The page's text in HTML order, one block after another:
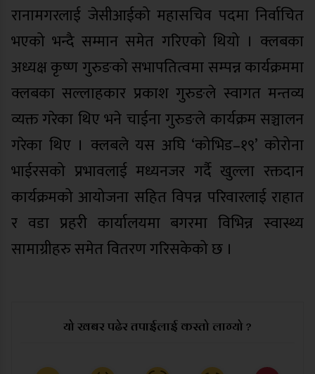
रानामगरलाई जेसीआईको महासचिव पदमा निर्वाचित
भएको भन्दै सम्मान समेत गरिएको थियो । क्लबका
अध्यक्ष कृष्ण गुरुङको सभापतित्वमा सम्पन्न कार्यक्रममा
क्लबका सल्लाहकार प्रकाश गुरुङले स्वागत मन्तव्य
व्यक्त गरेका थिए भने चाईना गुरुङले कार्यक्रम सञ्चालन
गरेका थिए । क्लबले यस अघि ‘कोभिड–१९’ कोरोना
भाईरसको प्रभावलाई मध्यनजर गर्दै खुल्ला रक्तदान
कार्यक्रमको आयोजना सहित विपन्न परिवारलाई राहात
र वडा प्रहरी कार्यालयमा बगरमा विभिन्न स्वास्थ्य
सामाग्रीहरु समेत वितरण गरिसकेको छ ।
यो खबर पढेर तपाईलाई कस्तो लाग्यो ?